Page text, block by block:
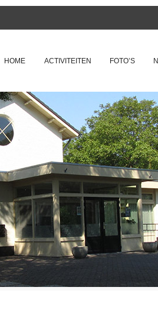
HOME ACTIVITEITEN FOTO’S